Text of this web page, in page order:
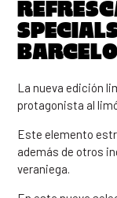
La nueva edición
protagonista al
Este elemento
además de otros
veraniega.